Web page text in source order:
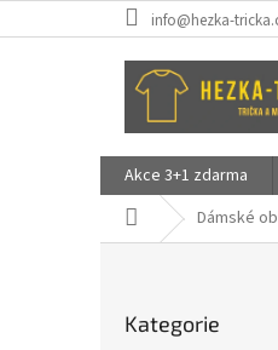
na
info@hezka-
Akce 3+1 zdarma
Domů Dámské
kategorie
Kategorie